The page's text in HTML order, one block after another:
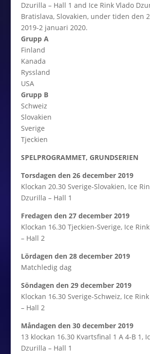
Dzurilla – Hall 1 and Ice Rink Vlado
Bratislava, Slovakien, under tiden den
2019-2 januari 2020.
Grupp A
Finland
Kanada
Ryssland
USA
Grupp B
Schweiz
Slovakien
Sverige
Tjeckien
SPELPROGRAMMET, GRUNDSERIEN
Torsdagen den 26 december 2019
Klockan 20.30 Sverige-Slovakien, Ice
Dzurilla – Hall 1
Fredagen den 27 december 2019
Klockan 16.30 Tjeckien-Sverige, Ice
– Hall 2
Lördagen den 28 december 2019
Matchledig dag
Söndagen den 29 december 2019
Klockan 16.30 Sverige-Schweiz, Ice
– Hall 2
Måndagen den 30 december 2019
13 klockan 16.30 Kvartsfinal 1 A 4-B 1,
Dzurilla – Hall 1